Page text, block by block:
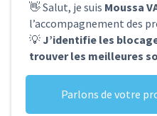
👋 Salut, je suis Moussa
l’accompagnement des
💡 J’identifie les
trouver les meilleures
Parlons de votre